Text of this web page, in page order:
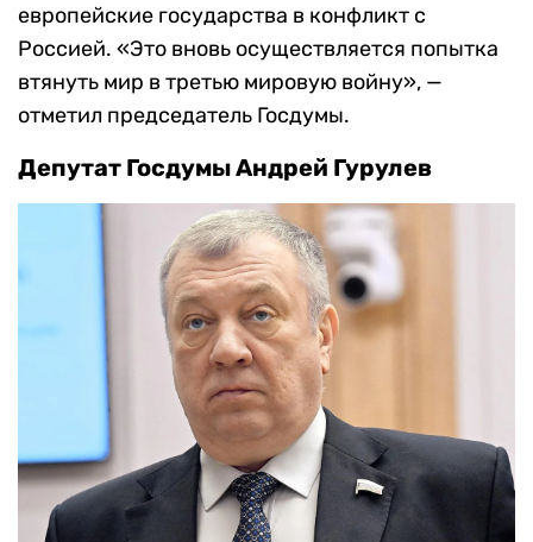
европейские государства в конфликт с
Россией. «Это вновь осуществляется попытка
втянуть мир в третью мировую войну», —
отметил председатель Госдумы.
Депутат Госдумы Андрей Гурулев